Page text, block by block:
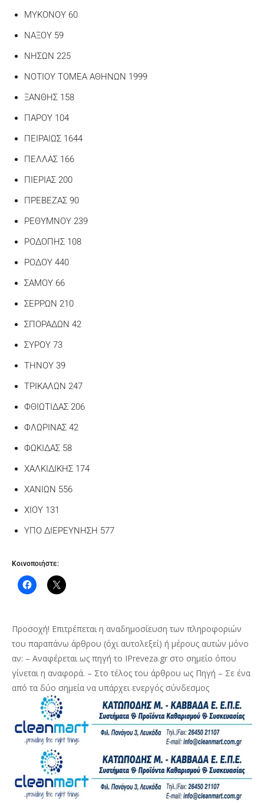
ΜΥΚΟΝΟΥ 60
ΝΑΞΟΥ 59
ΝΗΣΩΝ 225
ΝΟΤΙΟΥ ΤΟΜΕΑ ΑΘΗΝΩΝ 1999
ΞΑΝΘΗΣ 158
ΠΑΡΟΥ 104
ΠΕΙΡΑΙΩΣ 1644
ΠΕΛΛΑΣ 166
ΠΙΕΡΙΑΣ 200
ΠΡΕΒΕΖΑΣ 90
ΡΕΘΥΜΝΟΥ 239
ΡΟΔΟΠΗΣ 108
ΡΟΔΟΥ 440
ΣΑΜΟΥ 66
ΣΕΡΡΩΝ 210
ΣΠΟΡΑΔΩΝ 42
ΣΥΡΟΥ 73
ΤΗΝΟΥ 39
ΤΡΙΚΑΛΩΝ 247
ΦΘΙΩΤΙΔΑΣ 206
ΦΛΩΡΙΝΑΣ 42
ΦΩΚΙΔΑΣ 58
ΧΑΛΚΙΔΙΚΗΣ 174
ΧΑΝΙΩΝ 556
ΧΙΟΥ 131
ΥΠΟ ΔΙΕΡΕΥΝΗΣΗ 577
Κοινοποιήστε:
Προσοχή! Επιτρέπεται η αναδημοσίευση των πληροφοριών
του παραπάνω άρθρου (όχι αυτολεξεί) ή μέρους αυτών μόνο
αν: – Αναφέρεται ως πηγή το IPreveza.gr στο σημείο όπου
γίνεται η αναφορά. – Στο τέλος του άρθρου ως Πηγή – Σε ένα
από τα δύο σημεία να υπάρχει ενεργός σύνδεσμος